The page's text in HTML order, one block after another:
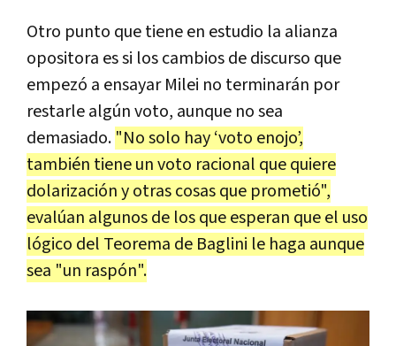
Otro punto que tiene en estudio la alianza
opositora es si los cambios de discurso que
empezó a ensayar Milei no terminarán por
restarle algún voto, aunque no sea
demasiado. "No solo hay ‘voto enojo’,
también tiene un voto racional que quiere
dolarización y otras cosas que prometió",
evalúan algunos de los que esperan que el uso
lógico del Teorema de Baglini le haga aunque
sea "un raspón".